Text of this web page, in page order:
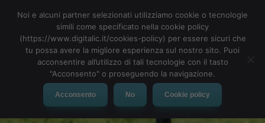
MENU
Noi e alcuni partner selezionati utilizziamo cookie o tecnologie
simili come specificato nella cookie policy
(https://www.digitalic.it/cookies-policy) per essere sicuri che
tu possa avere la migliore esperienza sul nostro sito. Puoi
acconsentire all’utilizzo di tali tecnologie con il tasto
"Acconsento" o proseguendo la navigazione.
Acconsento No Cookie policy